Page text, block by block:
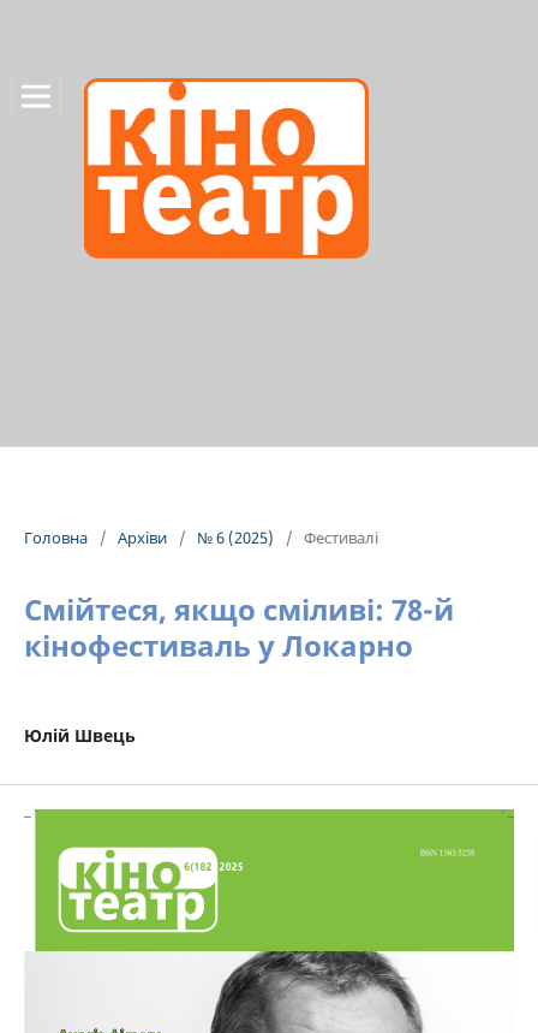
Головна / Архіви / № 6 (2025) / Фестивалі
Смійтеся, якщо сміливі: 78-й
кінофестиваль у Локарно
Юлій Швець